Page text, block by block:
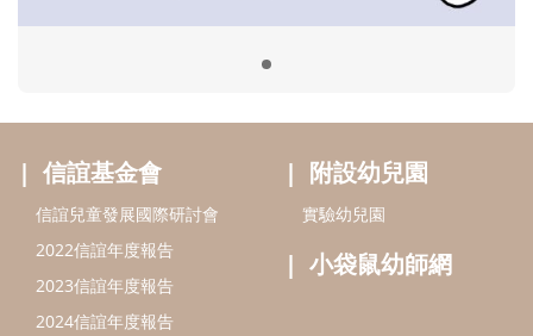
2024信誼年度報告
好孕袋
分齡育兒電子報
線上教養諮詢
出版服務